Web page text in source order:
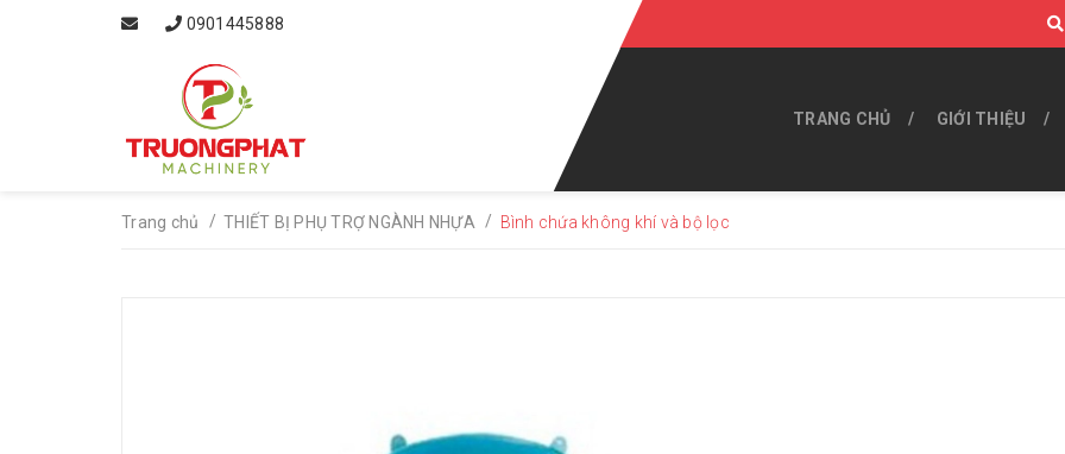
0901445888
TRANG CHỦ GIỚI THIỆU
Trang chủ / THIẾT BỊ PHỤ TRỢ NGÀNH NHỰA / Bình chứa không khí và bộ lọc